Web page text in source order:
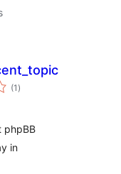
(1 total
de
)
phpBB
in